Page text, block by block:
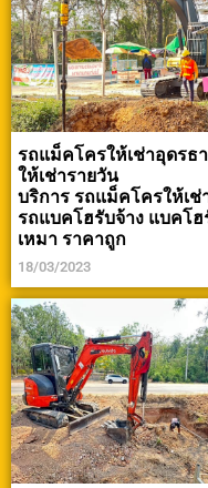
รถแม็คโครให้เช่าอุดรธ
ให้เช่ารายวัน
บริการ รถแม็คโครให้เช่
รถแบคโฮรับจ้าง แบคโฮ
เหมา ราคาถูก
18/03/2023